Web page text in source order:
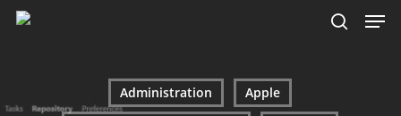
Skip
Administration
Apple
Menu